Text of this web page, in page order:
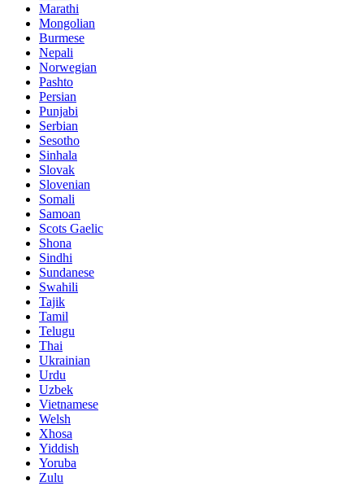
Marathi
Mongolian
Burmese
Nepali
Norwegian
Pashto
Persian
Punjabi
Serbian
Sesotho
Sinhala
Slovak
Slovenian
Somali
Samoan
Scots Gaelic
Shona
Sindhi
Sundanese
Swahili
Tajik
Tamil
Telugu
Thai
Ukrainian
Urdu
Uzbek
Vietnamese
Welsh
Xhosa
Yiddish
Yoruba
Zulu